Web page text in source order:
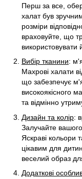
Перш за все,
халат був
розміри
враховуйте, що
використовувати
Вибір тканини:
Махрові халати
що забезпечує
високоякісного
та відмінно
Дизайн та колір:
Залучайте
Яскраві кольори
цікавим для
веселий образ
Додаткові